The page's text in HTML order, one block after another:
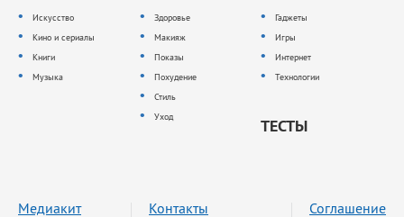
Искусство
Кино и сериалы
Книги
Музыка
Здоровье
Макияж
Показы
Похудение
Стиль
Уход
Гаджеты
Игры
Интернет
Технологии
ТЕСТЫ
Медиакит Контакты Соглашение